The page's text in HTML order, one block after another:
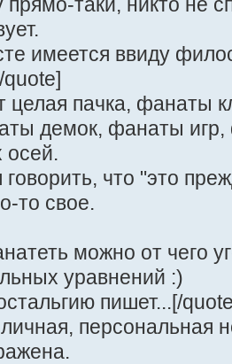
имеется ввиду
quote]
целая пачка, фанаты
демок, фанаты
что "это
то свое.
можно от чего
уравнений :)
пишет...[/
персональная